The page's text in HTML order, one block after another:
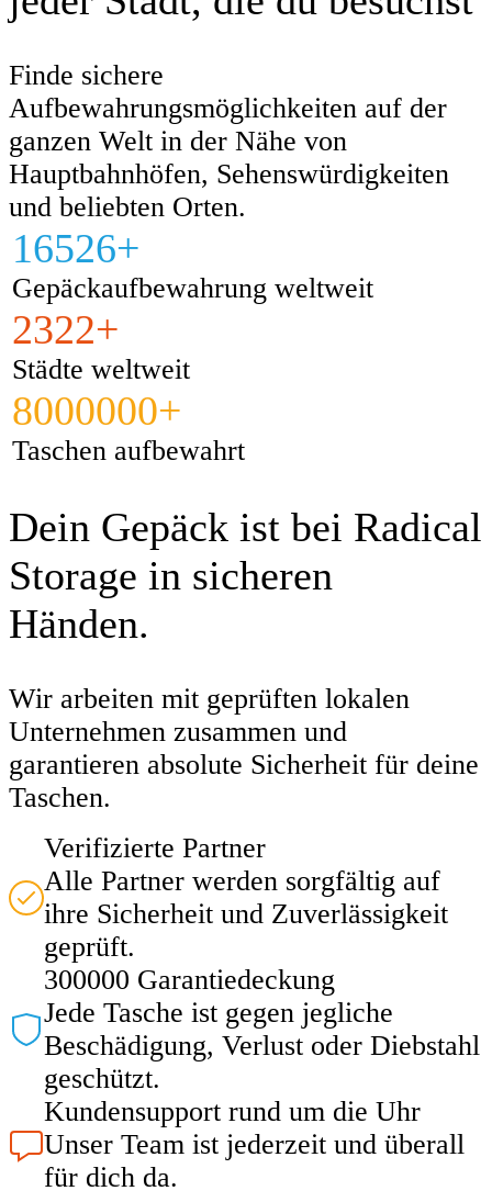
Telefonnummer an. Die gleiche Person
Anruf entgegen und bestätigte, dass die
Kontaktdaten in der App korrekt waren.
nicht, warum, aber er wollte unser
nicht aufbewahren. Wir wandten uns an den
Kundensupport, der uns sofort
wurde unsere Buchung umgehend auf
Gepäckaufbewahrungsstelle umgebucht.
Finde sichere
Aufbewahrungsmöglichkeiten auf der
ganzen Welt in der Nähe von
Hauptbahnhöfen, Sehenswürdigkeiten
und beliebten Orten.
16526+
Gepäckaufbewahrung weltweit
2322+
Städte weltweit
8000000+
Taschen aufbewahrt
Dein Gepäck ist bei Radical
Storage in sicheren
Händen.
Wir arbeiten mit geprüften lokalen
Unternehmen zusammen und
garantieren absolute Sicherheit für deine
Taschen.
Verifizierte Partner
Alle Partner werden sorgfältig auf
ihre Sicherheit und Zuverlässigkeit
geprüft.
300000 Garantiedeckung
Jede Tasche ist gegen jegliche
Beschädigung, Verlust oder Diebstahl
geschützt.
Kundensupport rund um die Uhr
Unser Team ist jederzeit und überall
für dich da.